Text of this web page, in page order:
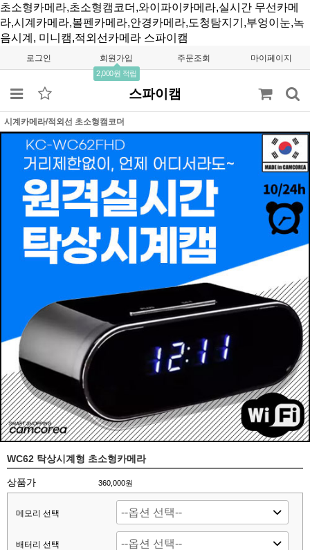
초소형카메라,초소형캠코더,와이파이카메라,실시간 무선카메
라,시계카메라,볼펜카메라,안경카메라,도청탐지기,부엉이눈,녹
음시계, 미니캠,적외선카메라 스파이캠
로그인 회원가입
2,000원 적립
주문조회 마이페이지
스파이캠
시계카메라/적외선 초소형캠코더
WC62 탁상시계형 초소형카메라
상품가 360,000원
메모리 선택
배터리 선택